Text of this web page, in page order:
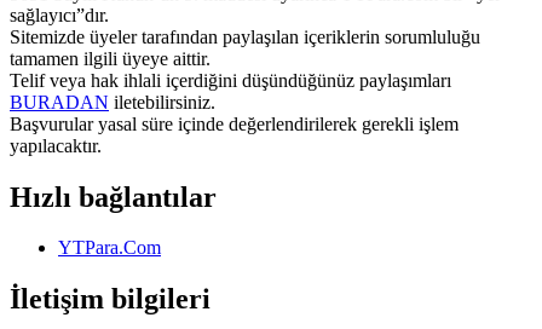
sağlayıcı”dır.
Sitemizde üyeler tarafından paylaşılan içeriklerin sorumluluğu
tamamen ilgili üyeye aittir.
Telif veya hak ihlali içerdiğini düşündüğünüz paylaşımları
BURADAN iletebilirsiniz.
Başvurular yasal süre içinde değerlendirilerek gerekli işlem
yapılacaktır.
Hızlı bağlantılar
YTPara.Com
İletişim bilgileri